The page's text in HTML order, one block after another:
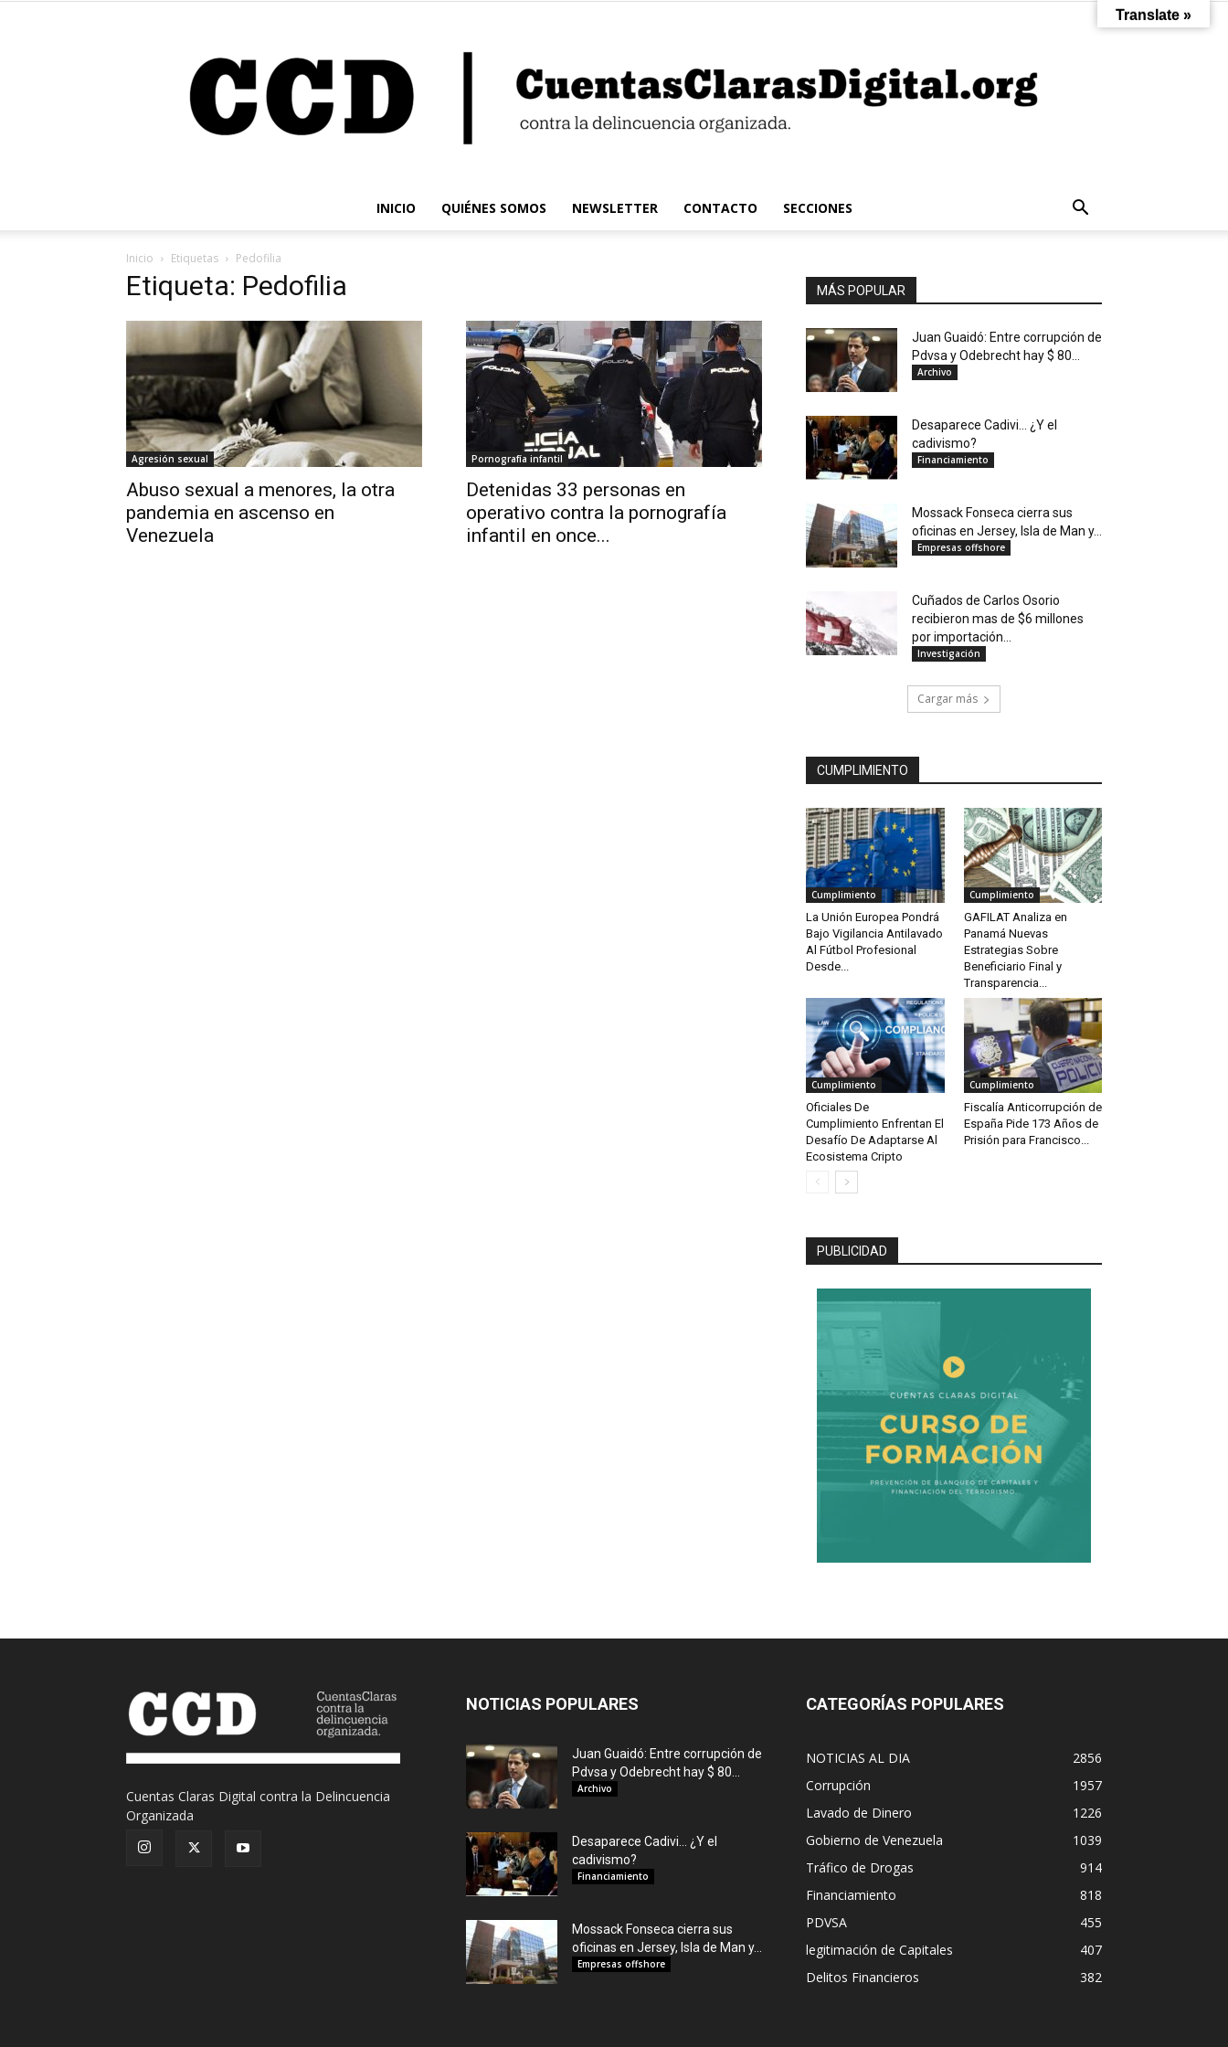
Claras
INICIO QUIÉNES SOMOS NEWSLETTER CONTACTO SECCIONES
Inicio Etiquetas Pedofilia
Etiqueta: Pedofilia
Agresión sexual
Abuso sexual a menores, la otra
pandemia en ascenso en
Venezuela
Pornografía infantil
Detenidas 33 personas en
operativo contra la pornografía
infantil en once...
MÁS POPULAR
Juan Guaidó: Entre corrupción de
Pdvsa y Odebrecht hay $ 80...
Archivo
Desaparece Cadivi… ¿Y el
cadivismo?
Financiamiento
Mossack Fonseca cierra sus
oficinas en Jersey, Isla de Man y...
Empresas offshore
Cuñados de Carlos Osorio
recibieron mas de $6 millones
por importación...
Investigación
Cargar más
CUMPLIMIENTO
Cumplimiento
La Unión Europea Pondrá
Bajo Vigilancia Antilavado
Al Fútbol Profesional
Desde...
Cumplimiento
GAFILAT Analiza en
Panamá Nuevas
Estrategias Sobre
Beneficiario Final y
Transparencia...
Cumplimiento
Oficiales De
Cumplimiento Enfrentan El
Desafío De Adaptarse Al
Ecosistema Cripto
Cumplimiento
Fiscalía Anticorrupción de
España Pide 173 Años de
Prisión para Francisco...
PUBLICIDAD
Cuentas Claras Digital contra la Delincuencia
Organizada
NOTICIAS POPULARES
Juan Guaidó: Entre corrupción de
Pdvsa y Odebrecht hay $ 80...
Archivo
Desaparece Cadivi… ¿Y el
cadivismo?
Financiamiento
Mossack Fonseca cierra sus
oficinas en Jersey, Isla de Man y...
Empresas offshore
CATEGORÍAS POPULARES
NOTICIAS AL DIA
2856
Corrupción
1957
Lavado de Dinero
1226
Gobierno de Venezuela
1039
Tráfico de Drogas
914
Financiamiento
818
PDVSA
455
legitimación de Capitales
407
Delitos Financieros
382
Translate »